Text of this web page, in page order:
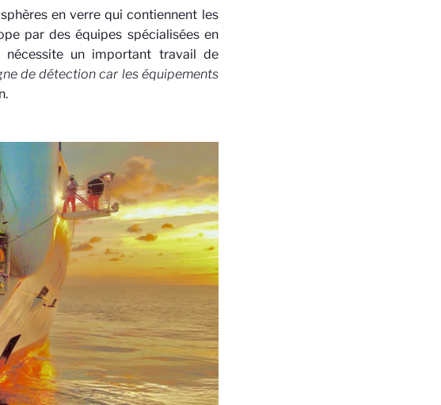
en verre qui contiennent les
par des équipes spécialisées en
nécessite un important travail de
de détection car les équipements